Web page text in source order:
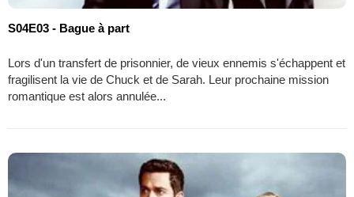
S04E03 - Bague à part
Lors d'un transfert de prisonnier, de vieux ennemis s'échappent et
fragilisent la vie de Chuck et de Sarah. Leur prochaine mission
romantique est alors annulée...